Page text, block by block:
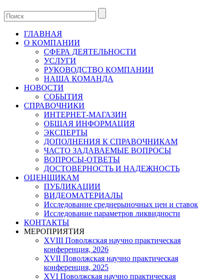
ГЛАВНАЯ
О КОМПАНИИ
СФЕРА ДЕЯТЕЛЬНОСТИ
УСЛУГИ
РУКОВОДСТВО КОМПАНИИ
НАША КОМАНДА
НОВОСТИ
СОБЫТИЯ
СПРАВОЧНИКИ
ИНТЕРНЕТ-МАГАЗИН
ОБЩАЯ ИНФОРМАЦИЯ
ЭКСПЕРТЫ
ДОПОЛНЕНИЯ К СПРАВОЧНИКАМ
ЧАСТО ЗАДАВАЕМЫЕ ВОПРОСЫ
ВОПРОСЫ-ОТВЕТЫ
ДОСТОВЕРНОСТЬ И НАДЕЖНОСТЬ
ОЦЕНЩИКАМ
ПУБЛИКАЦИИ
ВИДЕОМАТЕРИАЛЫ
Исследование среднерыночных цен и ставок
Исследование параметров ликвидности
КОНТАКТЫ
МЕРОПРИЯТИЯ
XVIII Поволжская научно практическая
конференция, 2026
XVII Поволжская научно практическая
конференция, 2025
XVI Поволжская научно практическая